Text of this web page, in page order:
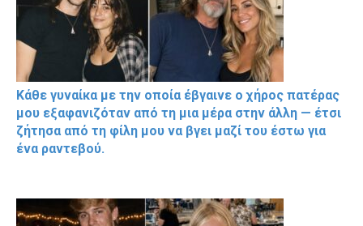
Κάθε γυναίκα με την οποία έβγαινε ο χήρος πατέρας
μου εξαφανιζόταν από τη μια μέρα στην άλλη — έτσι
ζήτησα από τη φίλη μου να βγει μαζί του έστω για
ένα ραντεβού.